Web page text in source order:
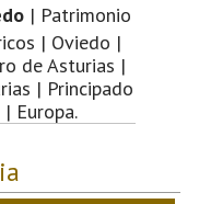
| Patrimonio
| Oviedo |
de Asturias |
| Principado
Europa.